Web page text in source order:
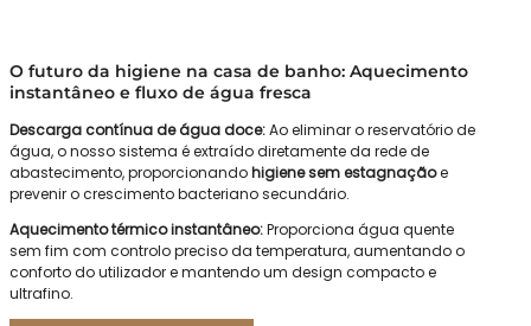
O futuro da higiene na casa de banho: Aquecimento
instantâneo e fluxo de água fresca
Descarga contínua de água doce:Ao eliminar o reservatório de
água, o nosso sistema é extraído diretamente da rede de
abastecimento, proporcionandohigiene sem estagnaçãoe
prevenir o crescimento bacteriano secundário.
Aquecimento térmico instantâneo:Proporciona água quente
sem fim com controlo preciso da temperatura, aumentando o
conforto do utilizador e mantendo um design compacto e
ultrafino.